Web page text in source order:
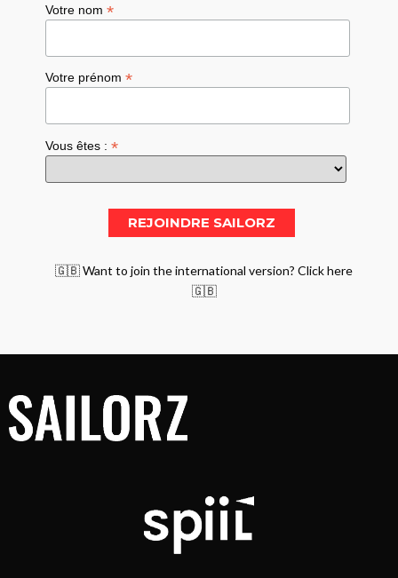
Votre nom*
Votre prénom*
Vous êtes :*
🇬🇧 Want to join the international version? Click here
🇬🇧